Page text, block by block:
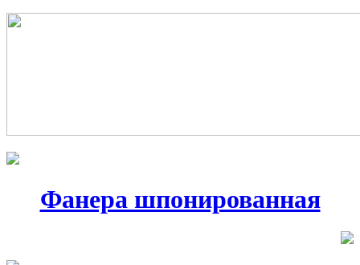
Фанера шпонированная